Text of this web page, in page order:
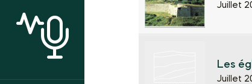
ACTUALITÉS
Juillet
Les
Juillet